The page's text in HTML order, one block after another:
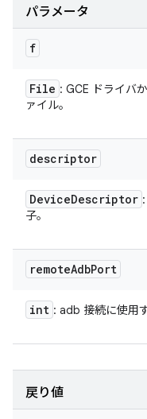
パラメータ
f
File : GCE ドライバ
ァイル。
descriptor
DeviceDescriptor
子。
remoteAdbPort
int : adb 接続に使用
戻り値